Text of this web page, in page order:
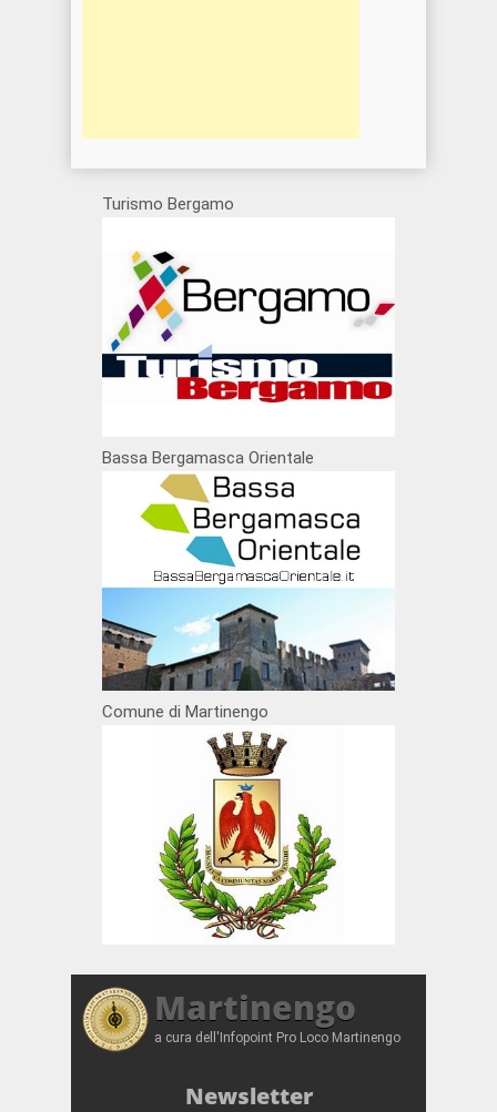
Turismo Bergamo
Bassa Bergamasca Orientale
Comune di Martinengo
Martinengo
a cura dell'Infopoint Pro Loco Martinengo
Newsletter